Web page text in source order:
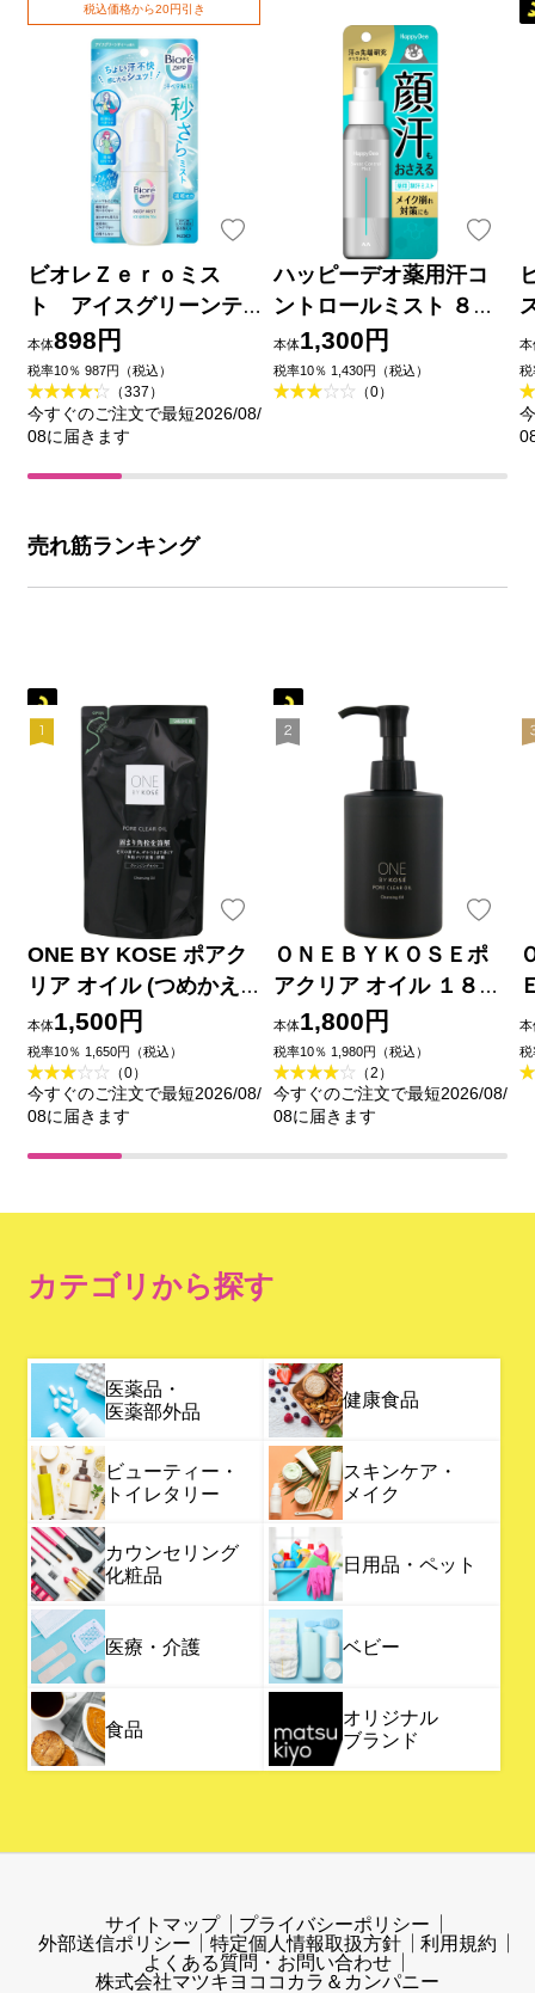
税込価格から20円引き
ビオレＺｅｒｏミス
ト アイスグリーンテ
ィーの香り ６０ｍＬ 花
王
本体898円
税率10％ 987円（税込）
（337）
今すぐのご注文で最短2026/08/
08に届きます
ハッピーデオ薬用汗コ
ントロールミスト ８０
ｍｌ マンダム (医薬部外
品)
本体1,300円
税率10％ 1,430円（税込）
（0）
本
税
売れ筋ランキング
ONE BY KOSE ポアク
リア オイル (つめかえ
用) １６０ｍＬ コーセー
本体1,500円
税率10％ 1,650円（税込）
（0）
今すぐのご注文で最短2026/08/
08に届きます
ＯＮＥＢＹＫＯＳＥポ
アクリア オイル １８０
ｍＬ コーセー
本体1,800円
税率10％ 1,980円（税込）
（2）
今すぐのご注文で最短2026/08/
08に届きます
本
税
カテゴリから探す
医薬品・
医薬部外品
健康食品
ビューティー・
トイレタリー
スキンケア・
メイク
カウンセリング
化粧品
日用品・ペット
医療・介護 ベビー
食品
オリジナル
ブランド
サイトマップ
プライバシーポリシー
外部送信ポリシー
特定個人情報取扱方針
利用規約
よくある質問・お問い合わせ
株式会社マツキヨココカラ＆カンパニー